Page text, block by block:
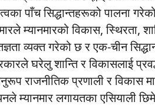
पाँच सिद्धान्तहरूको पालना
म्यानमारको विकास, स्थिरता,
व्यक्त गरेको छ र एक-चीन
घरेलु शान्ति र विकासलाई
राजनीतिक प्रणाली र विकास
म्यानमार लगायतका एसियाली